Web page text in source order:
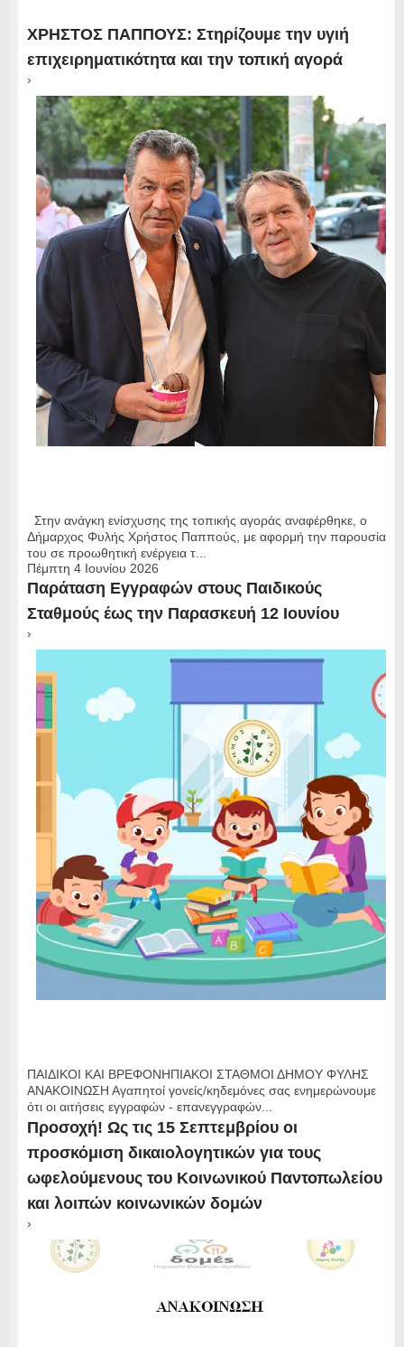
ΧΡΗΣΤΟΣ ΠΑΠΠΟΥΣ: Στηρίζουμε την υγιή
επιχειρηματικότητα και την τοπική αγορά
›
Στην ανάγκη ενίσχυσης της τοπικής αγοράς αναφέρθηκε, ο
Δήμαρχος Φυλής Χρήστος Παππούς, με αφορμή την παρουσία
του σε προωθητική ενέργεια τ...
Πέμπτη 4 Ιουνίου 2026
Παράταση Εγγραφών στους Παιδικούς
Σταθμούς έως την Παρασκευή 12 Ιουνίου
›
ΠΑΙΔΙΚΟΙ ΚΑΙ ΒΡΕΦΟΝΗΠΙΑΚΟΙ ΣΤΑΘΜΟΙ ΔΗΜΟΥ ΦΥΛΗΣ
ΑΝΑΚΟΙΝΩΣΗ Αγαπητοί γονείς/κηδεμόνες σας ενημερώνουμε
ότι οι αιτήσεις εγγραφών - επανεγγραφών...
Προσοχή! Ως τις 15 Σεπτεμβρίου οι
προσκόμιση δικαιολογητικών για τους
ωφελούμενους του Κοινωνικού Παντοπωλείου
και λοιπών κοινωνικών δομών
›